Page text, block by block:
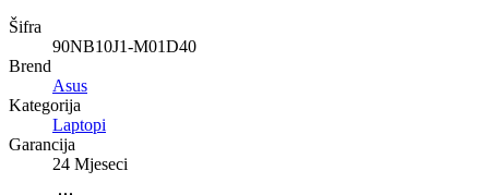
Šifra
90NB10J1-M01D40
Brend
Asus
Kategorija
Laptopi
Garancija
24 Mjeseci